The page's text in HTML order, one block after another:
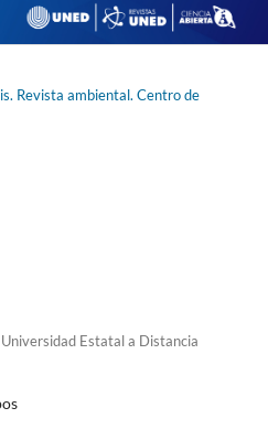
Revista ambiental. Centro de
Estatal a Distancia